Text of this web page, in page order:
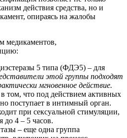
действия средства, но и
опираясь на жалобы
медикаментов,
5 типа (ФДЭ5) – для
этой группы подходят
мгновенное действие.
том, что под действием активных
поступает в интимный орган.
при сексуальной стимуляции,
до 4 – 5 часов.
– еще одна группа